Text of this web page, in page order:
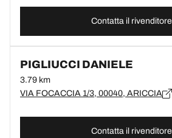
Contatta il rivenditore
PIGLIUCCI DANIELE
3.79 km
VIA FOCACCIA 1/3, 00040, ARICCIA
Contatta il rivenditore